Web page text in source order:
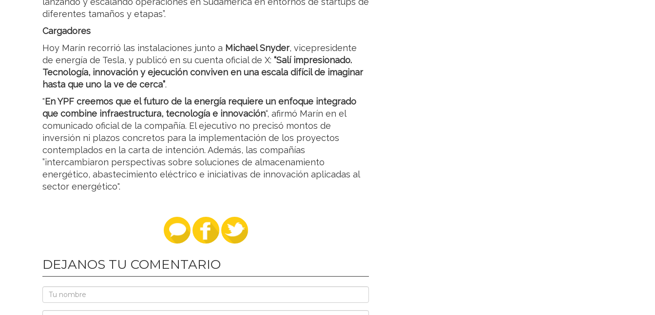
diferentes tamaños y etapas”.
Cargadores
Hoy Marín recorrió las instalaciones junto a Michael Snyder, vicepresidente
de energía de Tesla, y publicó en su cuenta oficial de X: “Salí impresionado.
Tecnología, innovación y ejecución conviven en una escala difícil de imaginar
hasta que uno la ve de cerca”.
"En YPF creemos que el futuro de la energía requiere un enfoque integrado
que combine infraestructura, tecnología e innovación“, afirmó Marín en el
comunicado oficial de la compañía. El ejecutivo no precisó montos de
inversión ni plazos concretos para la implementación de los proyectos
contemplados en la carta de intención. Además, las compañías
”intercambiaron perspectivas sobre soluciones de almacenamiento
energético, abastecimiento eléctrico e iniciativas de innovación aplicadas al
sector energético".
DEJANOS TU COMENTARIO